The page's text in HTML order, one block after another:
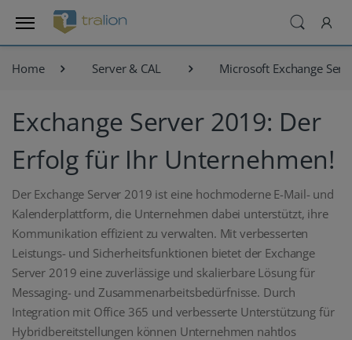
Home Server & CAL Microsoft Exchange
Exchange Server 2019: Der
Erfolg für Ihr Unternehmen!
Der Exchange Server 2019 ist eine hochmoderne E-Mail- und
Kalenderplattform, die Unternehmen dabei unterstützt, ihre
Kommunikation effizient zu verwalten. Mit verbesserten
Leistungs- und Sicherheitsfunktionen bietet der Exchange
Server 2019 eine zuverlässige und skalierbare Lösung für
Messaging- und Zusammenarbeitsbedürfnisse. Durch
Integration mit Office 365 und verbesserte Unterstützung für
Hybridbereitstellungen können Unternehmen nahtlos